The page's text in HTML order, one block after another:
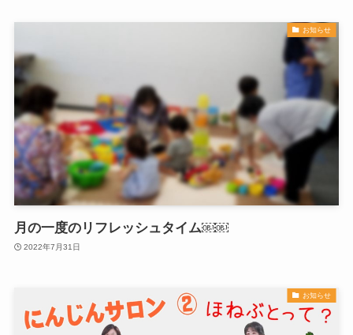
お知らせ
月の一度のリフレッシュタイム￼￼
2022年7月31日
お知らせ